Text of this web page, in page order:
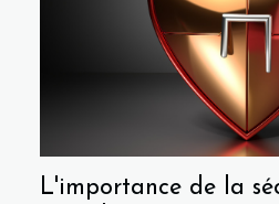
L'importance de la